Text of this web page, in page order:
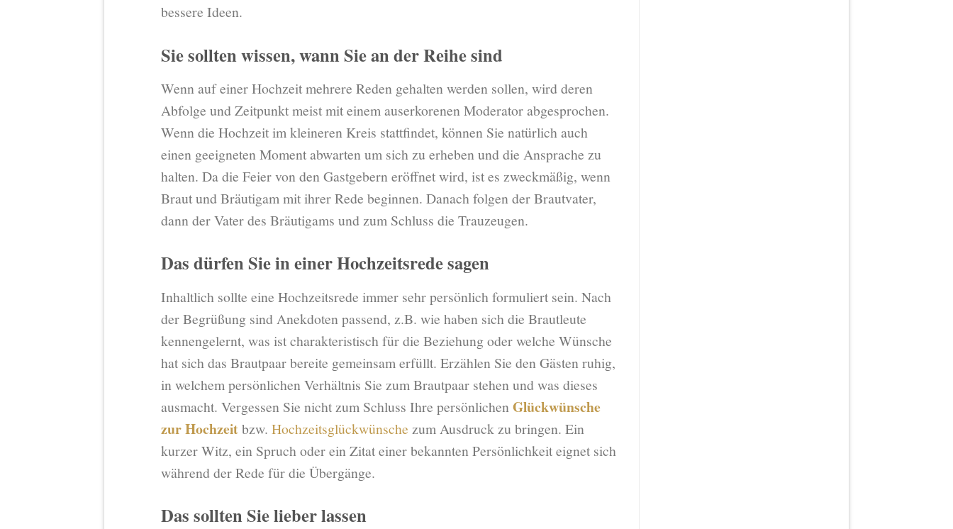
bessere Ideen.
Sie sollten wissen, wann Sie an der Reihe sind
Wenn auf einer Hochzeit mehrere Reden gehalten werden sollen, wird deren
Abfolge und Zeitpunkt meist mit einem auserkorenen Moderator abgesprochen.
Wenn die Hochzeit im kleineren Kreis stattfindet, können Sie natürlich auch
einen geeigneten Moment abwarten um sich zu erheben und die Ansprache zu
halten. Da die Feier von den Gastgebern eröffnet wird, ist es zweckmäßig, wenn
Braut und Bräutigam mit ihrer Rede beginnen. Danach folgen der Brautvater,
dann der Vater des Bräutigams und zum Schluss die Trauzeugen.
Das dürfen Sie in einer Hochzeitsrede sagen
Inhaltlich sollte eine Hochzeitsrede immer sehr persönlich formuliert sein. Nach
der Begrüßung sind Anekdoten passend, z.B. wie haben sich die Brautleute
kennengelernt, was ist charakteristisch für die Beziehung oder welche Wünsche
hat sich das Brautpaar bereite gemeinsam erfüllt. Erzählen Sie den Gästen ruhig,
in welchem persönlichen Verhältnis Sie zum Brautpaar stehen und was dieses
ausmacht. Vergessen Sie nicht zum Schluss Ihre persönlichenGlückwünsche
zur Hochzeitbzw. Hochzeitsglückwünsche zum Ausdruck zu bringen. Ein
kurzer Witz, ein Spruch oder ein Zitat einer bekannten Persönlichkeit eignet sich
während der Rede für die Übergänge.
Das sollten Sie lieber lassen